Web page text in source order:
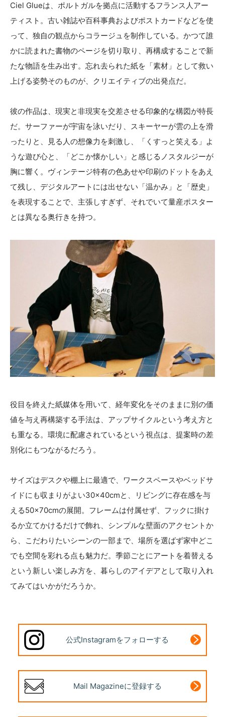
Ciel Glueは、ポルトガルを拠点に活動するフランス人アー
ティスト。古い雑誌や百科事典およびポストカードなどを使
って、独自の観点からコラージュを制作している。かつて誰
かに読まれた書物のページを切り取り、再構成することで新
たな物語を生み出す。忘れ去られた紙を「素材」として救い
上げる姿勢そのものが、クリエイティブの出発点だ。
彼の作品は、現実と非現実を交差させる印象的な構図が特長
だ。サーファーが宇宙を泳いだり、スキーヤーが雲の上を滑
ったりと、見る人の想像力を刺激し、「くすっと笑える」よ
うな遊び心と、「どこか懐かしい」と感じるノスタルジーが
胸に響く。ヴィンテージ特有の色あせや印刷のドットをあえ
て残し、デジタルアートには出せない「温かみ」と「歴史」
を表現することで、主張しすぎず、それでいて量産ポスター
とは異なる奥行きを持つ。
役目を終えた紙媒体を用いて、経年変化をそのままに別の価
値を与え再構築する手法は、アップサイクルという考え方と
も重なる。環境に配慮されているという視点は、提案時の差
別化にもつながるだろう。
サイズはデスクや棚上に最適で、ワークスペースやベッドサ
イドにも収まりがよい30×40cmと、リビングに存在感を与
える50×70cmの展開。フレームは付属せず、フックに掛け
るか立てかけるだけで飾れ、シンプルな壁面のアクセントか
ら、こだわりたいシーンの一部まで、場所を選ばず家中どこ
でも空間を彩れる点も魅力だ。季節ごとにアートを着替える
という新しい楽しみ方を、暮らしのアイデアとして取り入れ
てみてはいかがだろうか。
公式Instagramをフォローする
Mail Magazineに登録する